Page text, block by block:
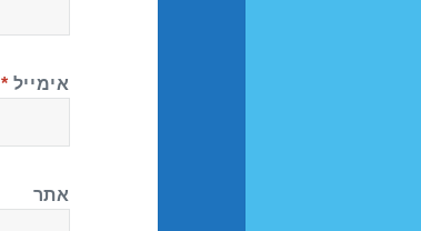
אימייל *
אתר